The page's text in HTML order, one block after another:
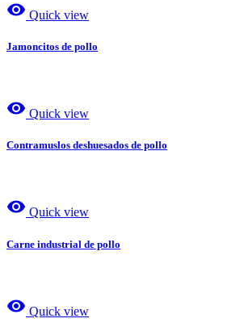
visibility Quick view
Jamoncitos de pollo
visibility Quick view
Contramuslos deshuesados de pollo
visibility Quick view
Carne industrial de pollo
visibility Quick view